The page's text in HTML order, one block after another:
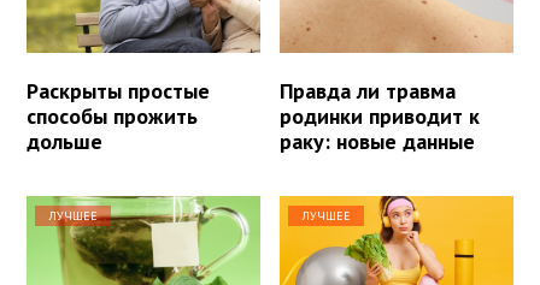
Раскрыты простые
способы прожить
дольше
Правда ли травма
родинки приводит к
раку: новые данные
ЛУЧШЕЕ ЛУЧШЕЕ